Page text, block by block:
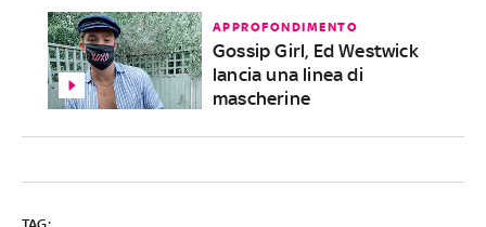
APPROFONDIMENTO
Gossip Girl, Ed Westwick
lancia una linea di
mascherine